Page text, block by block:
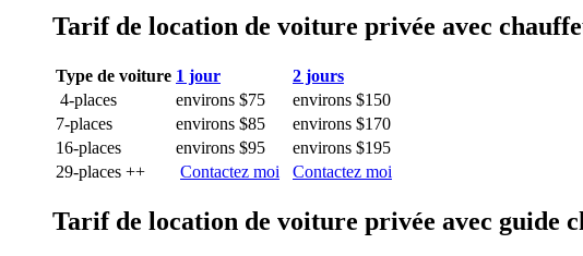
Tarif de location de voiture privée avec
Type de voiture 1 jour
2 jours
4-places
environs $75
environs $150
7-places
environs $85
environs $170
16-places
environs $95
environs $195
29-places ++
Contactez moi Contactez moi
Tarif de location de voiture privée avec guide